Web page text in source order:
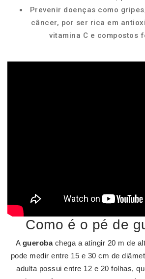
Prevenir doenças como
câncer, por ser rica em
vitamina C e compostos
Como é o pé de
A guerobachega a atingir 20 m de
pode medir entre 15 e 30 cm de
adulta possui entre 12 e 20 folhas,